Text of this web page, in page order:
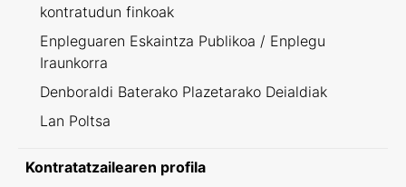
kontratudun finkoak
Enpleguaren Eskaintza Publikoa / Enplegu
Iraunkorra
Denboraldi Baterako Plazetarako Deialdiak
Lan Poltsa
Kontratatzailearen profila